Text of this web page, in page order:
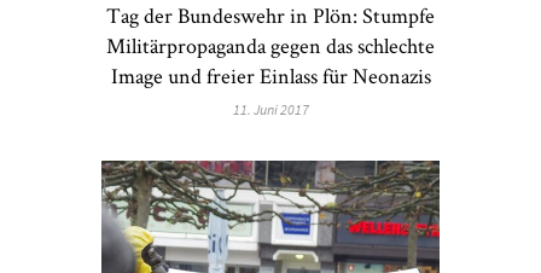
Tag der Bundeswehr in Plön: Stumpfe
Militärpropaganda gegen das schlechte
Image und freier Einlass für Neonazis
11. Juni 2017